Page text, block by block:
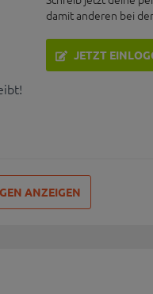
damit anderen bei
JETZT
ANZEIGEN